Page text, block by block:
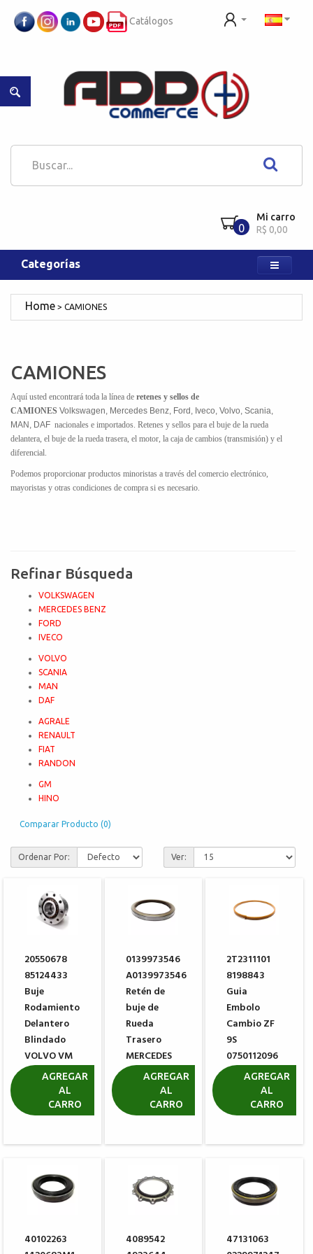
Catálogos
0
Mi carro
R$ 0,00
Categorías
CAMIONES
CAMIONES
Aquí usted encontrará toda la línea de retenes y sellos de
CAMIONES Volkswagen, Mercedes Benz, Ford, Iveco, Volvo, Scania,
MAN, DAF nacionales e importados. Retenes y sellos para el buje de la rueda
delantera, el buje de la rueda trasera, el motor, la caja de cambios (transmisión) y el
diferencial.
Podemos proporcionar productos minoristas a través del comercio electrónico,
mayoristas y otras condiciones de compra si es necesario.
Refinar Búsqueda
VOLKSWAGEN
MERCEDES BENZ
FORD
IVECO
VOLVO
SCANIA
MAN
DAF
AGRALE
RENAULT
FIAT
RANDON
GM
HINO
Comparar Producto (0)
Ordenar Por: Ver:
20550678
85124433
Buje
Rodamiento
Delantero
Blindado
VOLVO VM
R$
1.336,19
AGREGAR
AL
CARRO
0139973546
A0139973546
Retén de
buje de
Rueda
Trasero
MERCEDES
BENZ
R$ 370,51
AGREGAR
AL
CARRO
2T2311101
8198843
Guia
Embolo
Cambio ZF
9S
0750112096
R$ 80,30
AGREGAR
AL
CARRO
40102263
4089542
47131063